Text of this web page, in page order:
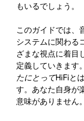
もいるでしょう。
このガイドでは、
システムに関わる
ざまな視点に着目
定義していきます
たにとってHiFiと
す。あなた自身が
意味がありません。